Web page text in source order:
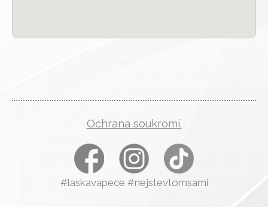
Ochrana soukromí.
#laskavapece #nejstevtomsami